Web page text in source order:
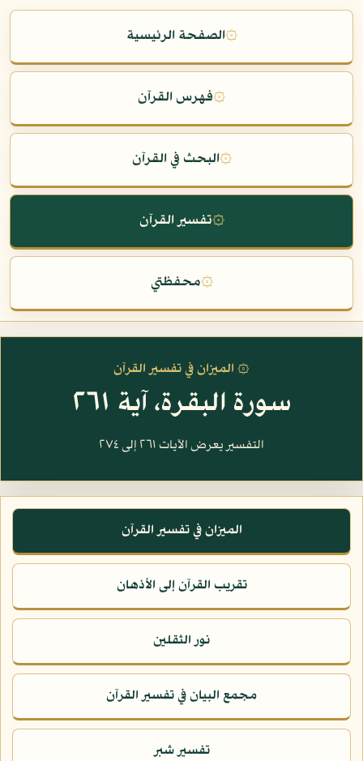
۞الصفحة الرئيسية
۞فهرس القرآن
۞البحث في القرآن
۞تفسير القرآن
۞محفظتي
۞ الميزان في تفسير القرآن
سورة البقرة، آية ٢٦١
التفسير يعرض الآيات ٢٦١ إلى ٢٧٤
الميزان في تفسير القرآن
تقريب القرآن إلى الأذهان
نور الثقلين
مجمع البيان في تفسير القرآن
تفسير شبر